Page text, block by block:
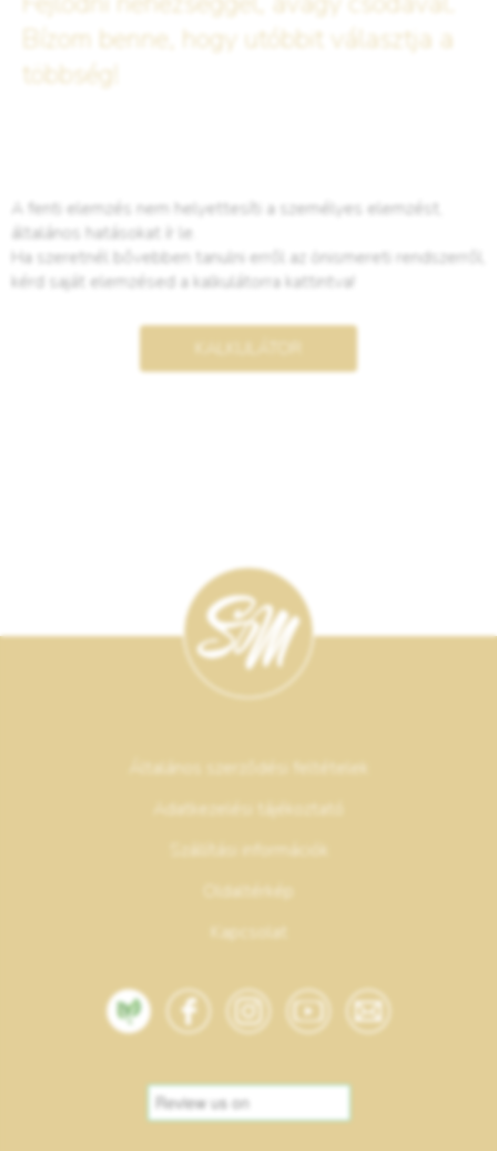
Bízom benne, hogy utóbbit választja a
többség!
A fenti elemzés nem helyettesíti a személyes elemzést,
általános hatásokat ír le.
Ha szeretnél bővebben tanulni erről az önismereti rendszerről,
kérd saját elemzésed a kalkulátorra kattintva!
Általános szerződési feltételek
Adatkezelési tájékoztató
Szállítási információk
Oldaltérkép
Kapcsolat